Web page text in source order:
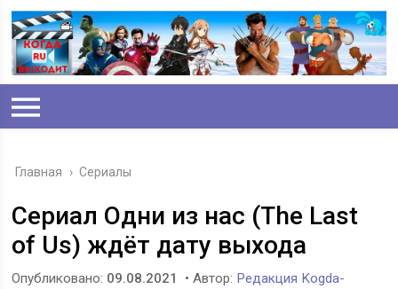
Главная › Сериалы
Сериал Одни из нас (The Last
of Us) ждёт дату выхода
Опубликовано: 09.08.2021 • Автор: Редакция Kogda-